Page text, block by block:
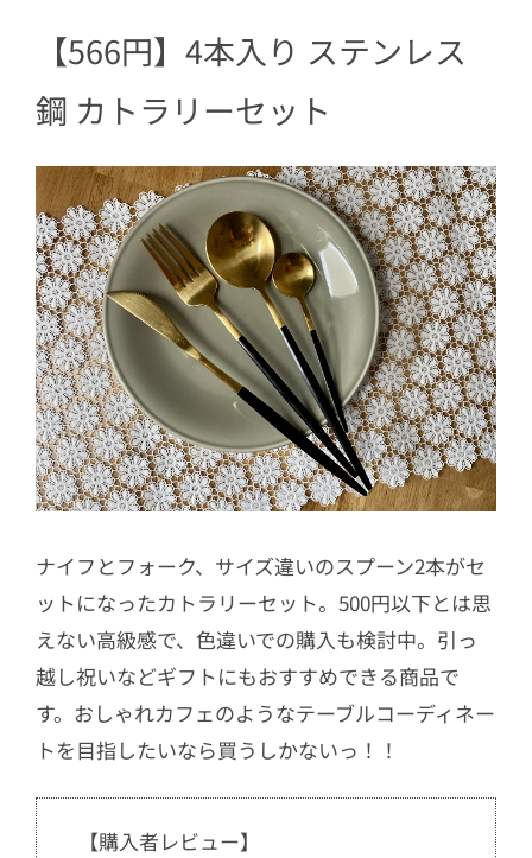
【566円】4本入り ステンレス
鋼 カトラリーセット
ナイフとフォーク、サイズ違いのスプーン2本がセ
ットになったカトラリーセット。500円以下とは思
えない高級感で、色違いでの購入も検討中。引っ
越し祝いなどギフトにもおすすめできる商品で
す。おしゃれカフェのようなテーブルコーディネー
トを目指したいなら買うしかないっ！！
【購入者レビュー】